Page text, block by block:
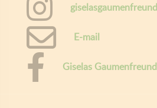
E-mail
Giselas